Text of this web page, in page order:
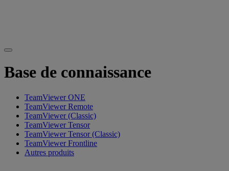
Base de connaissance
TeamViewer ONE
TeamViewer Remote
TeamViewer (Classic)
TeamViewer Tensor
TeamViewer Tensor (Classic)
TeamViewer Frontline
Autres produits